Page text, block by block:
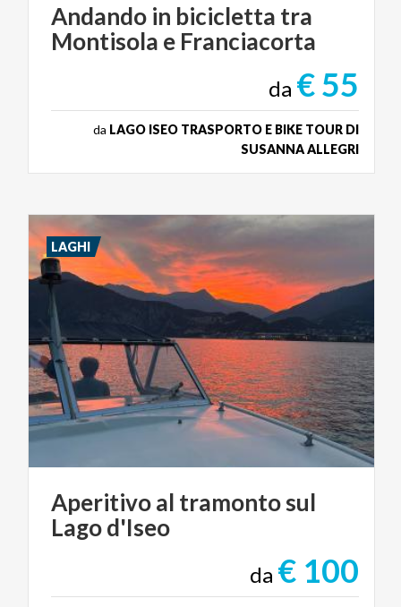
Andando in bicicletta tra
Montisola e Franciacorta
da € 55
da LAGO ISEO TRASPORTO E BIKE TOUR DI
SUSANNA ALLEGRI
Aperitivoal tramontosul
Lagod'Iseo
da € 100
LAGHI